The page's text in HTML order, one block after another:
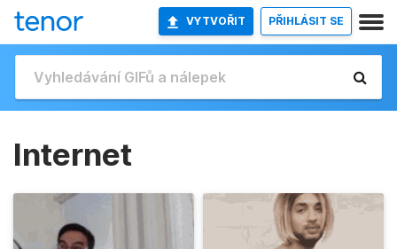
VYTVOŘIT PŘIHLÁSIT SE
Internet